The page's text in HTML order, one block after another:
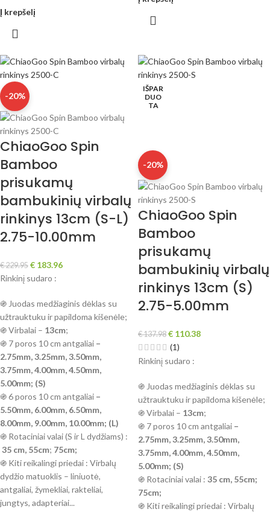
Į krepšelį
-20%
ChiaoGoo Spin
Bamboo
prisukamų
bambukinių virbalų
rinkinys 13cm (S-L)
2.75-10.00mm
€229.95 € 183.96
Rinkinį sudaro :
֍ Juodas medžiaginis dėklas su
užtrauktuku ir papildoma kišenėle;
֍ Virbalai – 13cm;
֍ 7 poros 10 cm antgaliai –
2.75mm, 3.25mm, 3.50mm,
3.75mm, 4.00mm, 4.50mm,
5.00mm; (S)
֍ 6 poros 10 cm antgaliai –
5.50mm, 6.00mm, 6.50mm,
8.00mm, 9.00mm, 10.00mm; (L)
֍ Rotaciniai valai (S ir L dydžiams) :
35 cm, 55cm; 75cm;
֍ Kiti reikalingi priedai : Virbalų
dydžio matuoklis – liniuotė,
antgaliai, žymekliai, rakteliai,
jungtys, adapteriai...
IŠPAR
DUO
TA
-20%
ChiaoGoo Spin
Bamboo
prisukamų
bambukinių virbalų
rinkinys 13cm (S)
2.75-5.00mm
€137.98 € 110.38
(1)
Rinkinį sudaro :
֍ Juodas medžiaginis dėklas su
užtrauktuku ir papildoma kišenėle;
֍ Virbalai – 13cm;
֍ 7 poros 10 cm antgaliai –
2.75mm, 3.25mm, 3.50mm,
3.75mm, 4.00mm, 4.50mm,
5.00mm; (S)
֍ Rotaciniai valai : 35 cm, 55cm;
75cm;
֍ Kiti reikalingi priedai : Virbalų